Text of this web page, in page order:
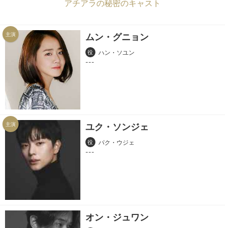
アチアラの秘密のキャスト
主演 ムン・グニョン
役 ハン・ソユン
主演 ユク・ソンジェ
役 パク・ウジェ
オン・ジュワン